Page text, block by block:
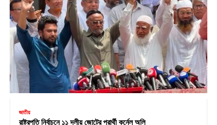
জাতীয়
রাষ্ট্রপতি নির্বাচনে ১১ দলীয় জোটের প্রার্থী কর্নেল অলি